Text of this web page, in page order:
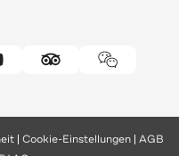
Cookie-Einstellungen AGB